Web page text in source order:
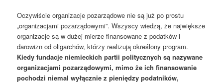
Oczywiście organizacje pozarządowe nie są już po prostu
„organizacjami pozarządowymi”. Wszyscy wiedzą, że największe
organizacje są w dużej mierze finansowane z podatków i
darowizn od oligarchów, którzy realizują określony program.
Kiedy fundacje niemieckich partii politycznych są nazywane
organizacjami pozarządowymi, mimo że ich finansowanie
pochodzi niemal wyłącznie z pieniędzy podatników,